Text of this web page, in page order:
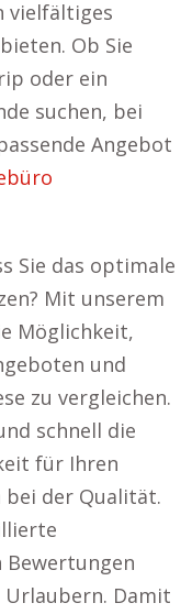
vielfältiges
Ob Sie
oder ein
suchen, bei
Angebot
Sie das optimale
Mit unserem
Möglichkeit,
und
zu vergleichen.
schnell die
für Ihren
bei der Qualität.
Bewertungen
Urlaubern. Damit